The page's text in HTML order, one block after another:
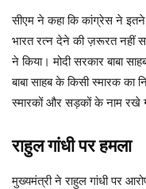
सीएम ने कहा कि कांग्रेस ने इतने
भारत रत्न देने की ज़रूरत नहीं
ने किया। मोदी सरकार बाबा
बाबा साहब के किसी स्मारक का
स्मारकों और सड़कों के नाम रखे
राहुल गांधी पर हमला
मुख्यमंत्री ने राहुल गांधी पर